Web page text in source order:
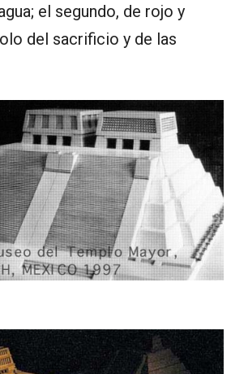
el segundo, de rojo y
del sacrificio y de las